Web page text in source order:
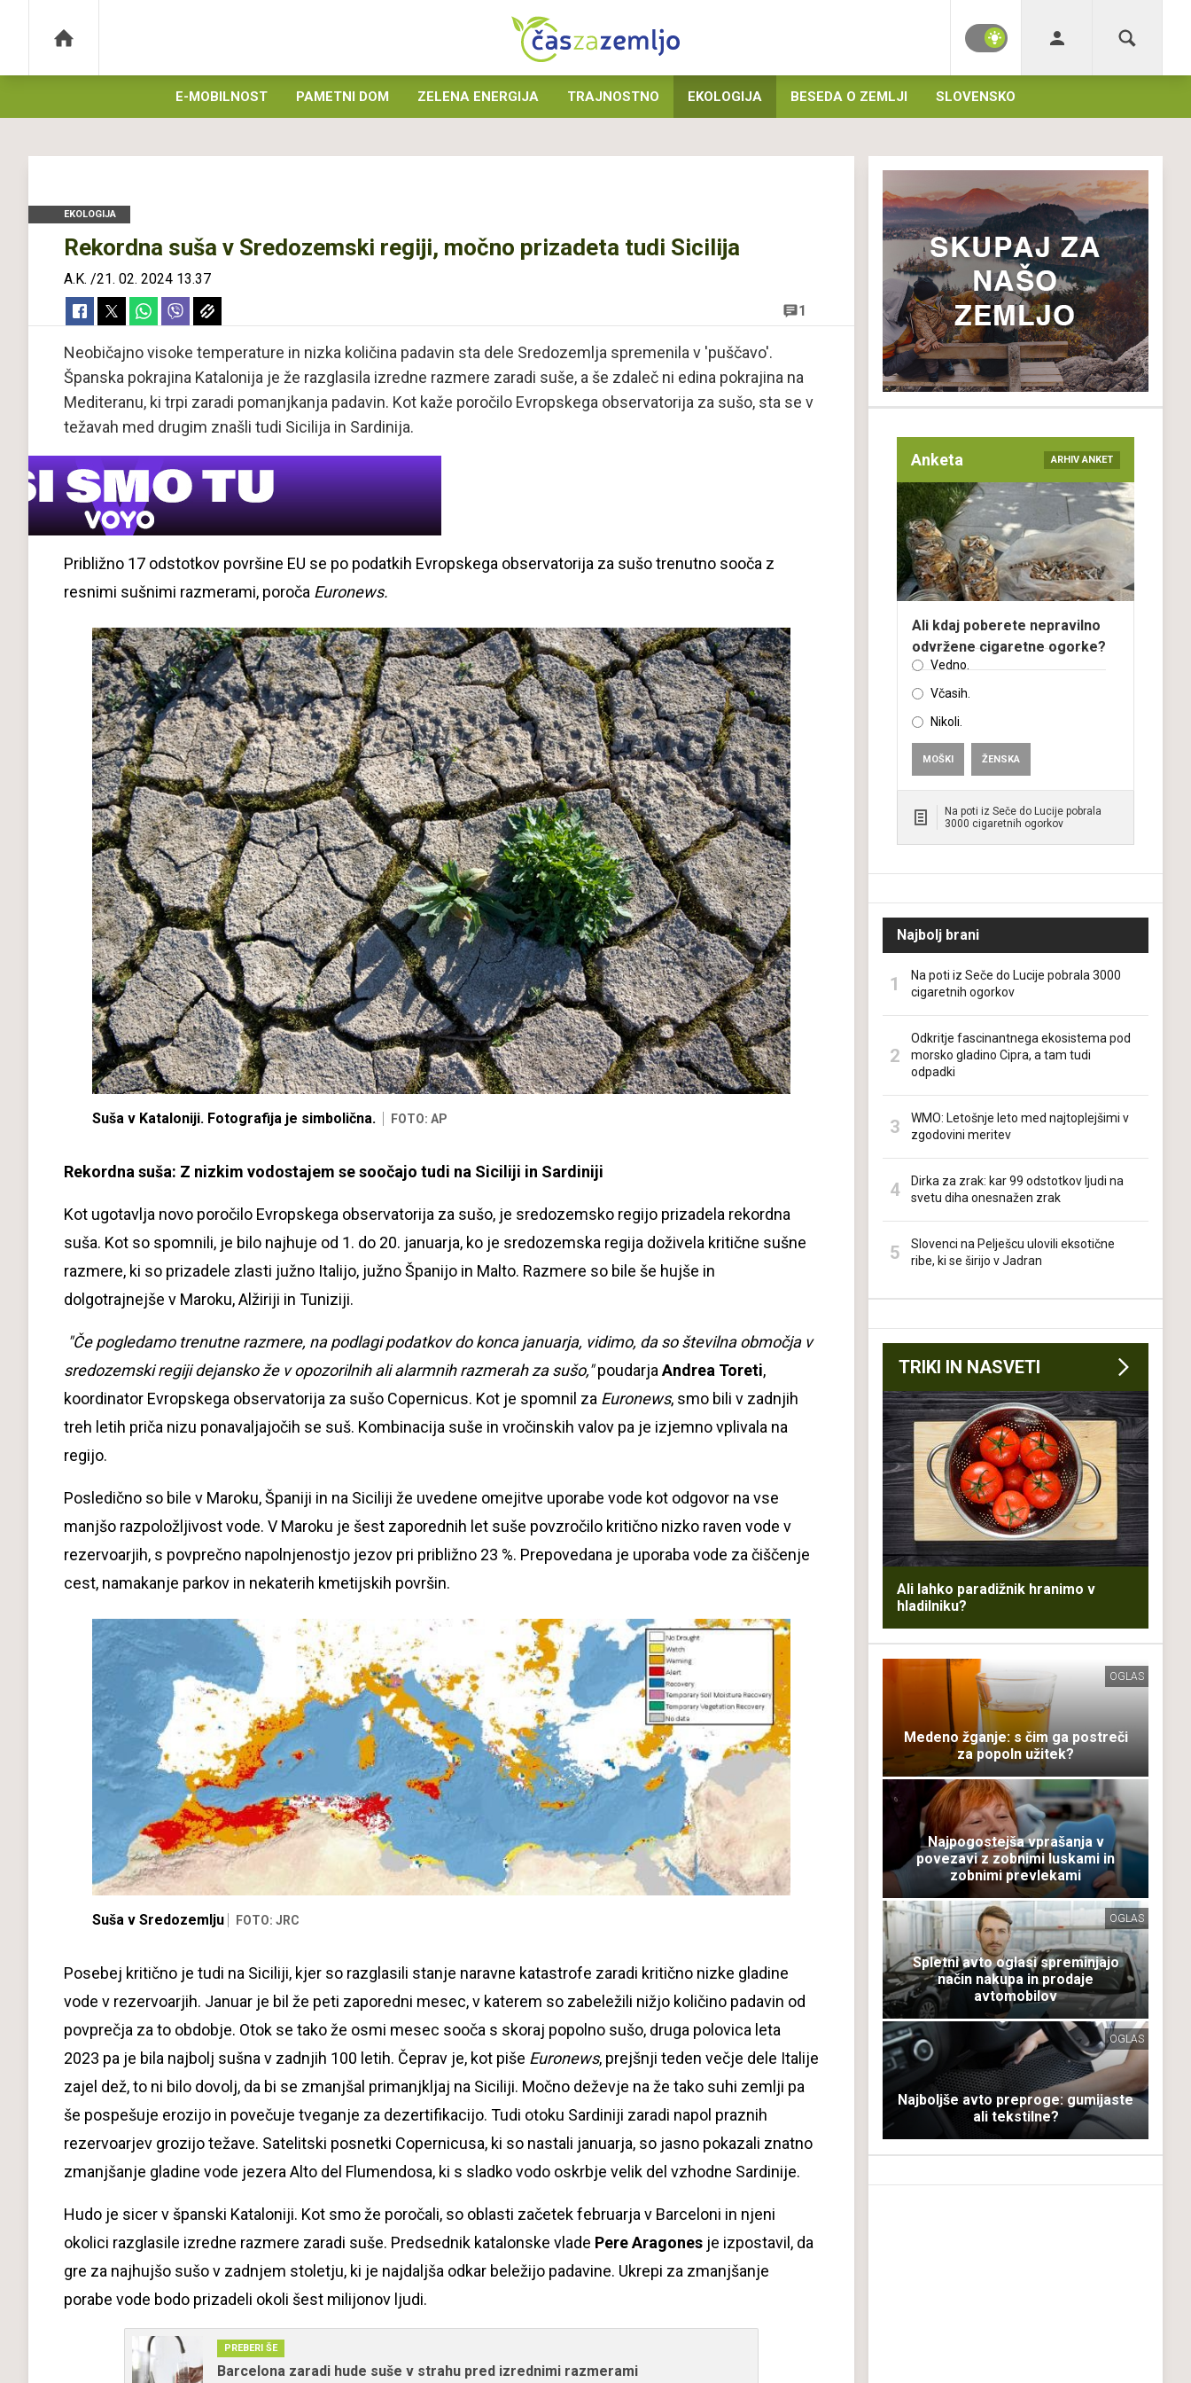
E-MOBILNOST PAMETNI DOM ZELENA ENERGIJA TRAJNOSTNO EKOLOGIJA BESEDA O ZEMLJI SLOVENSKO
EKOLOGIJA
Rekordna suša v Sredozemski regiji, močno prizadeta tudi Sicilija
A.K. /21. 02. 2024 13.37
1
Neobičajno visoke temperature in nizka količina padavin sta dele Sredozemlja spremenila v 'puščavo'.
Španska pokrajina Katalonija je že razglasila izredne razmere zaradi suše, a še zdaleč ni edina pokrajina na
Mediteranu, ki trpi zaradi pomanjkanja padavin. Kot kaže poročilo Evropskega observatorija za sušo, sta se v
težavah med drugim znašli tudi Sicilija in Sardinija.
Približno 17 odstotkov površine EU se po podatkih Evropskega observatorija za sušo trenutno sooča z
resnimi sušnimi razmerami, poroča Euronews.
Suša v Kataloniji. Fotografija je simbolična. FOTO: AP
Rekordna suša: Z nizkim vodostajem se soočajo tudi na Siciliji in Sardiniji
Kot ugotavlja novo poročilo Evropskega observatorija za sušo, je sredozemsko regijo prizadela rekordna
suša. Kot so spomnili, je bilo najhuje od 1. do 20. januarja, ko je sredozemska regija doživela kritične sušne
razmere, ki so prizadele zlasti južno Italijo, južno Španijo in Malto. Razmere so bile še hujše in
dolgotrajnejše v Maroku, Alžiriji in Tuniziji.
"Če pogledamo trenutne razmere, na podlagi podatkov do konca januarja, vidimo, da so številna območja v
sredozemski regiji dejansko že v opozorilnih ali alarmnih razmerah za sušo,"poudarja Andrea Toreti,
koordinator Evropskega observatorija za sušo Copernicus. Kot je spomnil za Euronews, smo bili v zadnjih
treh letih priča nizu ponavaljajočih se suš. Kombinacija suše in vročinskih valov pa je izjemno vplivala na
regijo.
Posledično so bile v Maroku, Španiji in na Siciliji že uvedene omejitve uporabe vode kot odgovor na vse
manjšo razpoložljivost vode. V Maroku je šest zaporednih let suše povzročilo kritično nizko raven vode v
rezervoarjih, s povprečno napolnjenostjo jezov pri približno 23 %. Prepovedana je uporaba vode za čiščenje
cest, namakanje parkov in nekaterih kmetijskih površin.
Suša v Sredozemlju FOTO: JRC
Posebej kritično je tudi na Siciliji, kjer so razglasili stanje naravne katastrofe zaradi kritično nizke gladine
vode v rezervoarjih. Januar je bil že peti zaporedni mesec, v katerem so zabeležili nižjo količino padavin od
povprečja za to obdobje. Otok se tako že osmi mesec sooča s skoraj popolno sušo, druga polovica leta
2023 pa je bila najbolj sušna v zadnjih 100 letih. Čeprav je, kot piše Euronews, prejšnji teden večje dele Italije
zajel dež, to ni bilo dovolj, da bi se zmanjšal primanjkljaj na Siciliji. Močno deževje na že tako suhi zemlji pa
še pospešuje erozijo in povečuje tveganje za dezertifikacijo. Tudi otoku Sardiniji zaradi napol praznih
rezervoarjev grozijo težave. Satelitski posnetki Copernicusa, ki so nastali januarja, so jasno pokazali znatno
zmanjšanje gladine vode jezera Alto del Flumendosa, ki s sladko vodo oskrbje velik del vzhodne Sardinije.
Hudo je sicer v španski Kataloniji. Kot smo že poročali, so oblasti začetek februarja v Barceloni in njeni
okolici razglasile izredne razmere zaradi suše. Predsednik katalonske vlade Pere Aragones je izpostavil, da
gre za najhujšo sušo v zadnjem stoletju, ki je najdaljša odkar beležijo padavine. Ukrepi za zmanjšanje
porabe vode bodo prizadeli okoli šest milijonov ljudi.
PREBERI ŠE
Barcelona zaradi hude suše v strahu pred izrednimi razmerami
Anketa ARHIV ANKET
Ali kdaj poberete nepravilno
odvržene cigaretne ogorke?
Vedno.
Včasih.
Nikoli.
MOŠKI ŽENSKA
Na poti iz Seče do Lucije pobrala
3000 cigaretnih ogorkov
Najbolj brani
Na poti iz Seče do Lucije pobrala 3000
cigaretnih ogorkov
Odkritje fascinantnega ekosistema pod
morsko gladino Cipra, a tam tudi
odpadki
WMO: Letošnje leto med najtoplejšimi v
zgodovini meritev
Dirka za zrak: kar 99 odstotkov ljudi na
svetu diha onesnažen zrak
Slovenci na Pelješcu ulovili eksotične
ribe, ki se širijo v Jadran
TRIKI IN NASVETI
Ali lahko paradižnik hranimo v
hladilniku?
OGLAS
Medeno žganje: s čim ga postreči
za popoln užitek?
Najpogostejša vprašanja v
povezavi z zobnimi luskami in
zobnimi prevlekami
OGLAS
Spletni avto oglasi spreminjajo
način nakupa in prodaje
avtomobilov
OGLAS
Najboljše avto preproge: gumijaste
ali tekstilne?